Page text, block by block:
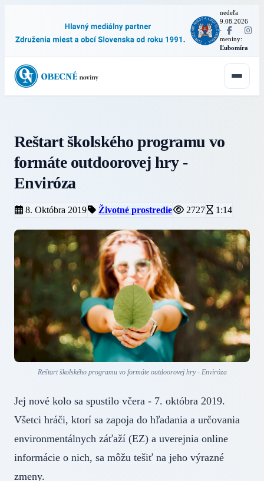
nedeľa
9.08.2026
·
meniny:
Ľubomíra
Reštart školského programu vo
formáte outdoorovej hry -
Enviróza
8. Októbra 2019 Životné prostredie 2727 1:14
Reštart školského programu vo formáte outdoorovej hry - Enviróza
Jej nové kolo sa spustilo včera - 7. októbra 2019.
Všetci hráči, ktorí sa zapoja do hľadania a určovania
environmentálnych záťaží (EZ) a uverejnia online
informácie o nich, sa môžu tešiť na jeho výrazné
zmeny.